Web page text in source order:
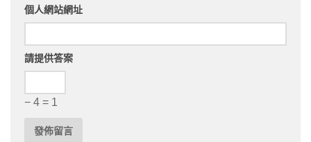
個人網站網址
請提供答案
− 4 = 1